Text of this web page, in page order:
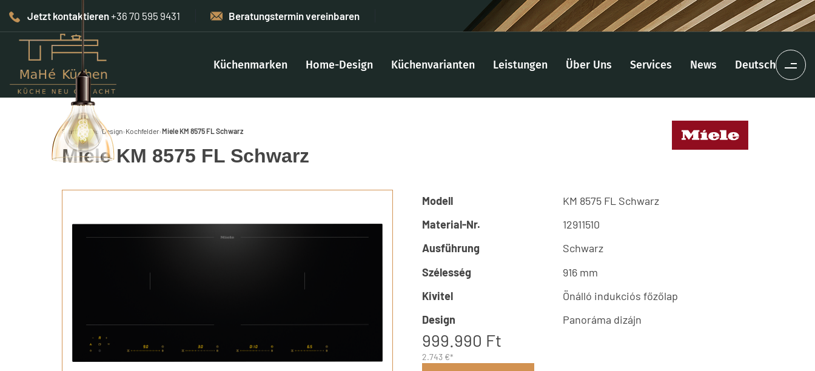
Jetzt kontaktieren+36 70 595 9431 Beratungstermin vereinbaren
Küchenmarken Home-Design Küchenvarianten Leistungen Über Uns Services News Deutsch
Start›Home-Design› Kochfelder›Miele KM 8575 FL Schwarz
Miele KM 8575 FL Schwarz
Modell
KM 8575 FL Schwarz
Material-Nr.
12911510
Ausführung
Schwarz
Szélesség
916 mm
Kivitel
Önálló indukciós főzőlap
Design
Panoráma dizájn
999.990 Ft
2.743 €*